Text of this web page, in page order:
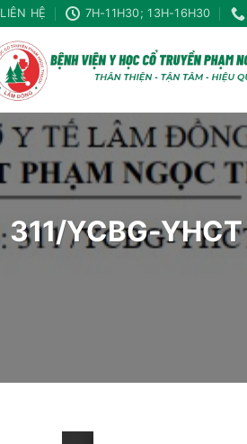
LIÊN HỆ 7H-11H30; 13H-16H30
311/YCBG-